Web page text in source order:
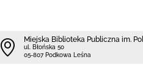
Miejska Biblioteka Publiczna im.
ul. Błońska 50
05-807 Podkowa Leśna